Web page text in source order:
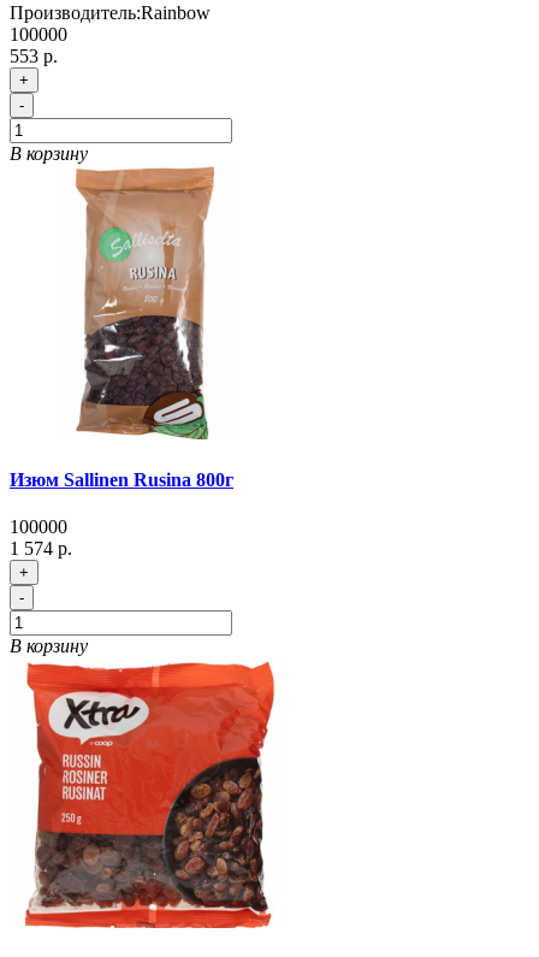
Производитель:Rainbow
100000
553 р.
+
-
В корзину
Изюм Sallinen Rusina 800г
100000
1 574 р.
+
-
В корзину